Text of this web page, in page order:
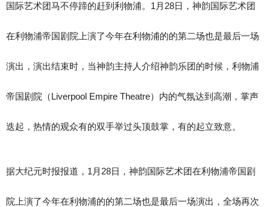
国际艺术团马不停蹄的赶到利物浦。1月28日，神韵国际艺术团
在利物浦帝国剧院上演了今年在利物浦的的第二场也是最后一场
演出，演出结束时，当神韵主持人介绍神韵乐团的时候，利物浦
帝国剧院（Liverpool Empire Theatre）内的气氛达到高潮，掌声
迭起，热情的观众有的双手举过头顶鼓掌，有的起立致意。
据大纪元时报报道，1月28日，神韵国际艺术团在利物浦帝国剧
院上演了今年在利物浦的的第二场也是最后一场演出，全场再次